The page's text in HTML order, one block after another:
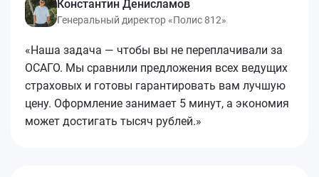
Константин Денисламов
Генеральный директор «Полис 812»
«Наша задача — чтобы вы не переплачивали за
ОСАГО. Мы сравнили предложения всех ведущих
страховых и готовы гарантировать вам лучшую
цену. Оформление занимает 5 минут, а экономия
может достигать тысяч рублей.»